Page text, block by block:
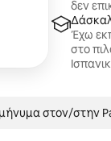
δεν
Έχω
στο
μήνυμα στον/στην